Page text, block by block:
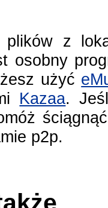
plików z
osobny
użyć
Kazaa.
p2p.